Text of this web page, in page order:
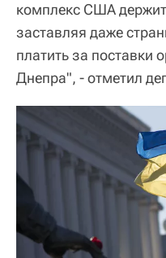
комплекс США
заставляя даже
платить за поставки
Днепра", - отметил